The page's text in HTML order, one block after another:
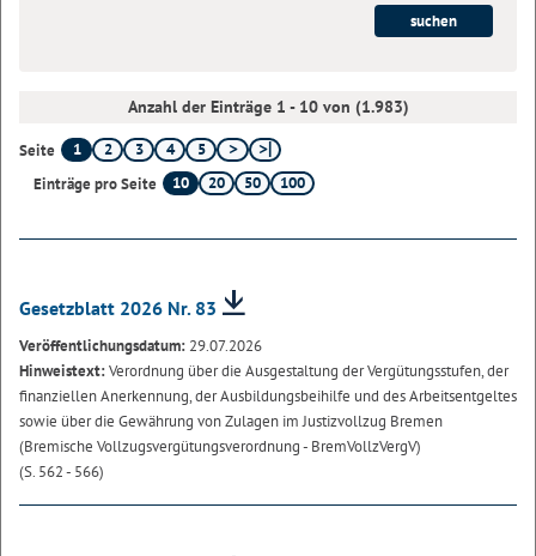
Anzahl der Einträge 1 - 10 von (1.983)
Seite 1 2 3 4
5
Einträge pro Seite
10 20 50 100
Gesetzblatt 2026 Nr. 83
Veröffentlichungsdatum: 29.07.2026
Hinweistext:Verordnung über die Ausgestaltung der Vergütungsstufen, der
finanziellen Anerkennung, der Ausbildungsbeihilfe und des Arbeitsentgeltes
sowie über die Gewährung von Zulagen im Justizvollzug Bremen
(Bremische Vollzugsvergütungsverordnung - BremVollzVergV)
(S. 562 - 566)